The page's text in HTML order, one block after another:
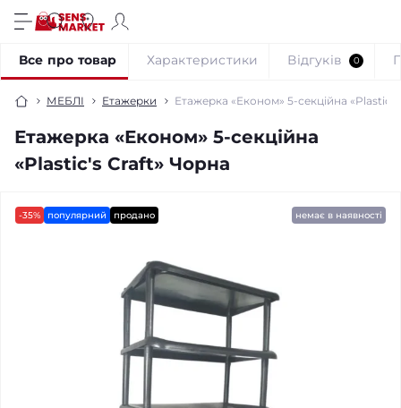
МЕБЛІ Етажерки Етажерка «Економ» 5-секційна
Етажерка «Економ» 5-секційна
«Plastic's Craft» Чорна
Все про товар Характеристики Відгуків 0
-35% популярний продано немає в наявності